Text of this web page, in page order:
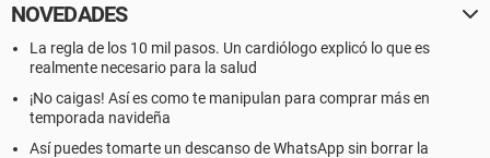
NOVEDADES
La regla de los 10 mil pasos. Un cardiólogo explicó lo que es
realmente necesario para la salud
¡No caigas! Así es como te manipulan para comprar más en
temporada navideña
Así puedes tomarte un descanso de WhatsApp sin borrar la